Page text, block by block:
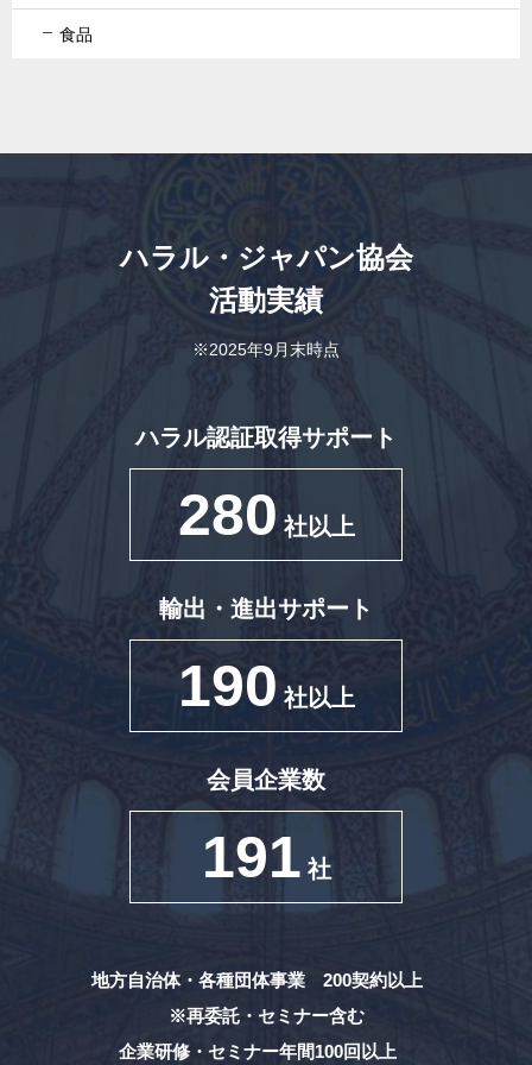
食品
ハラル・ジャパン協会
活動実績
※2025年9月末時点
ハラル認証取得サポート
280 社以上
輸出・進出サポート
190 社以上
会員企業数
191 社
地方自治体・各種団体事業 200契約以上
※再委託・セミナー含む
企業研修・セミナー年間100回以上